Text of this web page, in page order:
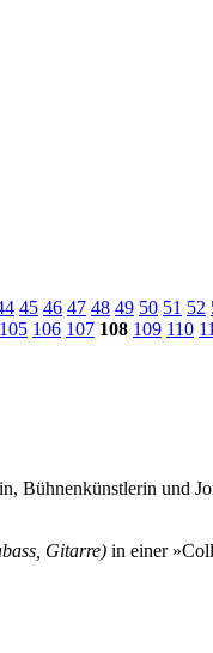
45 46 47 48 49 50 51 52
105 106 107 108 109 110
Bühnenkünstlerin und
Gitarre) in einer